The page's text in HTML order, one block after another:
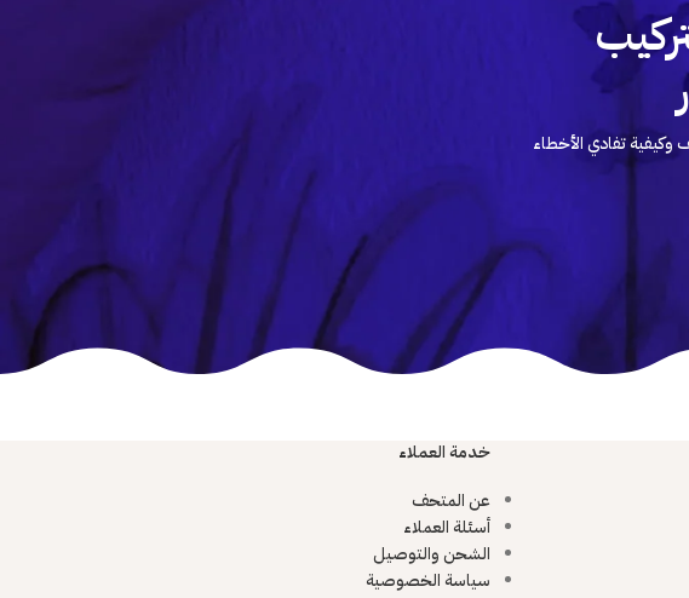
تفادي الأخطاء
خدمة العملاء
عن المتحف
أسئلة العملاء
الشحن والتوصيل
سياسة الخصوصية